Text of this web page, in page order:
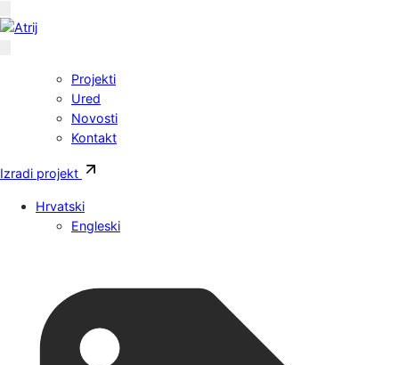
Projekti
Ured
Novosti
Kontakt
Izradi projekt
Hrvatski
Engleski